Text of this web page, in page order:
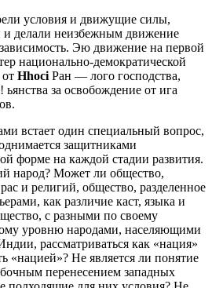
условия и движущие силы,
и делали неизбежным движение
Эю движение на первой
национально-демократической
Hhoci Ран — лого господства,
ьянства за освобождение от ига
встает один специальный вопрос,
защитниками
форме на каждой стадии развития.
народ? Может ли общество,
и религий, общество, разделенное
как различие каст, языка и
с разными по своему
уровню народами, населяющими
рассматриваться как «нация»
«нацией»? Не является ли понятие
перенесением западных